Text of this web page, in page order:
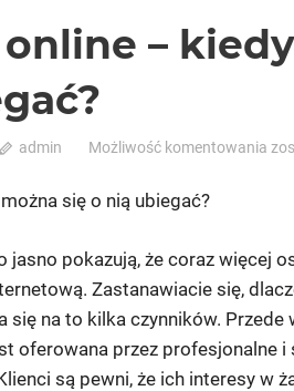
–
admin Możliwość komentowania
się
o
nią
się o nią ubiegać?
jasno pokazują, że coraz więcej
Zastanawiacie się,
się na to kilka czynników.
oferowana przez profesjonalne i
są pewni, że ich interesy w